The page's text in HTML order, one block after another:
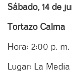
Sábado, 14 de
Tortazo Calma
Hora: 2:00 p. m.
Lugar: La